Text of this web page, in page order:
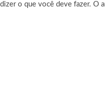
o que você deve fazer. O